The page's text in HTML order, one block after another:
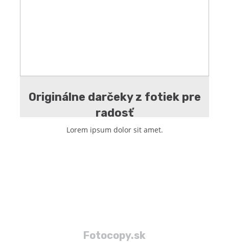
Originálne darčeky z fotiek pre
radosť
Lorem ipsum dolor sit amet.
Fotocopy.sk